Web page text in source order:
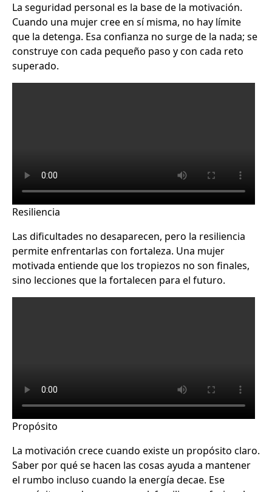
La seguridad personal es la base de la motivación.
Cuando una mujer cree en sí misma, no hay límite
que la detenga. Esa confianza no surge de la nada; se
construye con cada pequeño paso y con cada reto
superado.
Resiliencia
Las dificultades no desaparecen, pero la resiliencia
permite enfrentarlas con fortaleza. Una mujer
motivada entiende que los tropiezos no son finales,
sino lecciones que la fortalecen para el futuro.
Propósito
La motivación crece cuando existe un propósito claro.
Saber por qué se hacen las cosas ayuda a mantener
el rumbo incluso cuando la energía decae. Ese